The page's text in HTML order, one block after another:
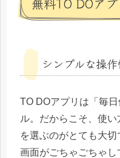
シンプルな操
TO DOアプリは「毎
ル。だからこそ、使
を選ぶのがとても大切
画面がごちゃごちゃ